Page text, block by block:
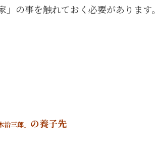
の事を触れておく必要があります。
治三郎」 の養子先